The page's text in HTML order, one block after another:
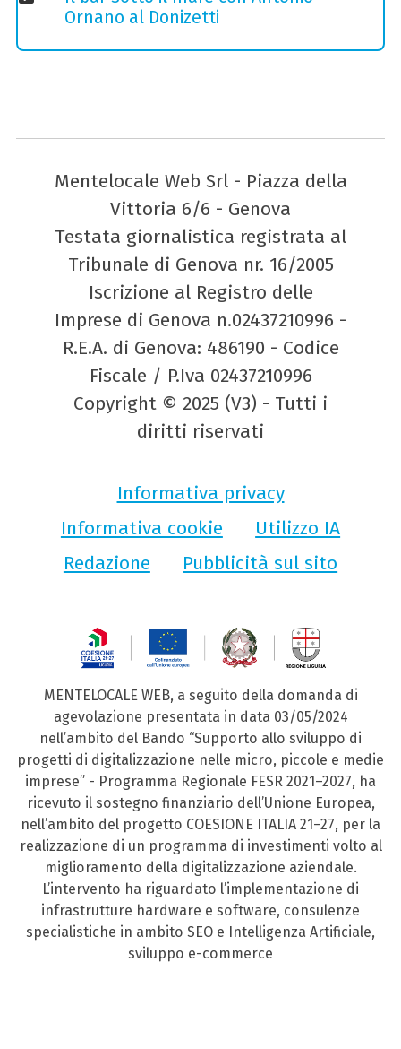
Ornano al Donizetti
Mentelocale Web Srl - Piazza della
Vittoria 6/6 - Genova
Testata giornalistica registrata al
Tribunale di Genova nr. 16/2005
Iscrizione al Registro delle
Imprese di Genova n.02437210996 -
R.E.A. di Genova: 486190 - Codice
Fiscale / P.Iva 02437210996
Copyright © 2025 (V3) - Tutti i
diritti riservati
Informativa privacy
Informativa cookie
Utilizzo IA
Redazione
Pubblicità sul sito
MENTELOCALE WEB, a seguito della domanda di
agevolazione presentata in data 03/05/2024
nell’ambito del Bando “Supporto allo sviluppo di
progetti di digitalizzazione nelle micro, piccole e medie
imprese” - Programma Regionale FESR 2021–2027, ha
ricevuto il sostegno finanziario dell’Unione Europea,
nell’ambito del progetto COESIONE ITALIA 21–27, per la
realizzazione di un programma di investimenti volto al
miglioramento della digitalizzazione aziendale.
L’intervento ha riguardato l’implementazione di
infrastrutture hardware e software, consulenze
specialistiche in ambito SEO e Intelligenza Artificiale,
sviluppo e-commerce